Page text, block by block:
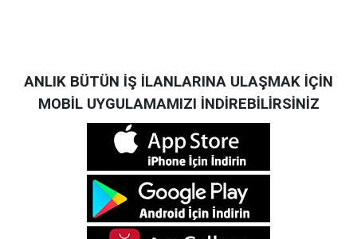
ANLIK BÜTÜN İŞ İLANLARINA ULAŞMAK İÇİN
MOBİL UYGULAMAMIZI İNDİREBİLİRSİNİZ